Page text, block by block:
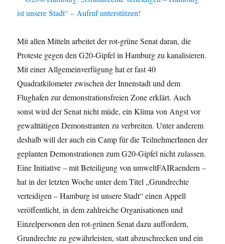
Mit allen Mitteln arbeitet der rot-grüne Senat daran, die
Proteste gegen den G20-Gipfel in Hamburg zu kanalisieren.
Mit einer Allgemeinverfügung hat er fast 40
Quadratkilometer zwischen der Innenstadt und dem
Flughafen zur demonstrationsfreien Zone erklärt. Auch
sonst wird der Senat nicht müde, ein Klima von Angst vor
gewalttätigen Demonstranten zu verbreiten. Unter anderem
deshalb will der auch ein Camp für die TeilnehmerInnen der
geplanten Demonstrationen zum G20-Gipfel nicht zulassen.
Eine Initiative – mit Beteiligung von umweltFAIRaendern –
hat in der letzten Woche unter dem Titel „Grundrechte
verteidigen – Hamburg ist unsere Stadt“ einen Appell
veröffentlicht, in dem zahlreiche Organisationen und
Einzelpersonen den rot-grünen Senat dazu auffordern,
Grundrechte zu gewährleisten, statt abzuschrecken und ein